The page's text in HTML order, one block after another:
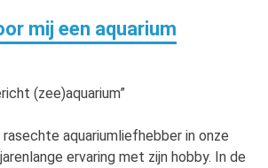
mij een aquarium
(zee)aquarium”
aquariumliefhebber in onze
ervaring met zijn hobby. In de